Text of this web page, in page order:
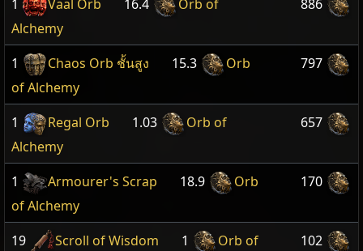
1 Vaal Orb 16.4
Orb of
Alchemy
886
1 Chaos Orb ชั้นสูง 15.3
Orb
of Alchemy
797
1 Regal Orb 1.03
Orb of
Alchemy
657
1 Armourer's Scrap 18.9
Orb
of Alchemy
170
19 Scroll of Wisdom 1
Orb of
102